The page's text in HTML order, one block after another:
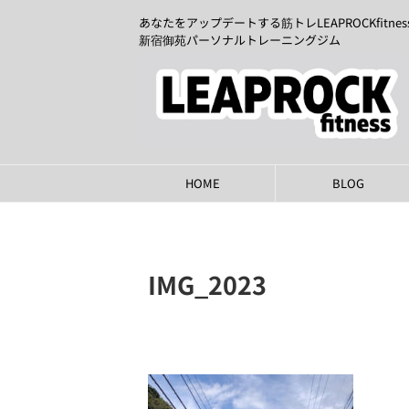
あなたをアップデートする筋トレ
新宿御苑パーソナルトレーニングジム
HOME BLOG
IMG_2023